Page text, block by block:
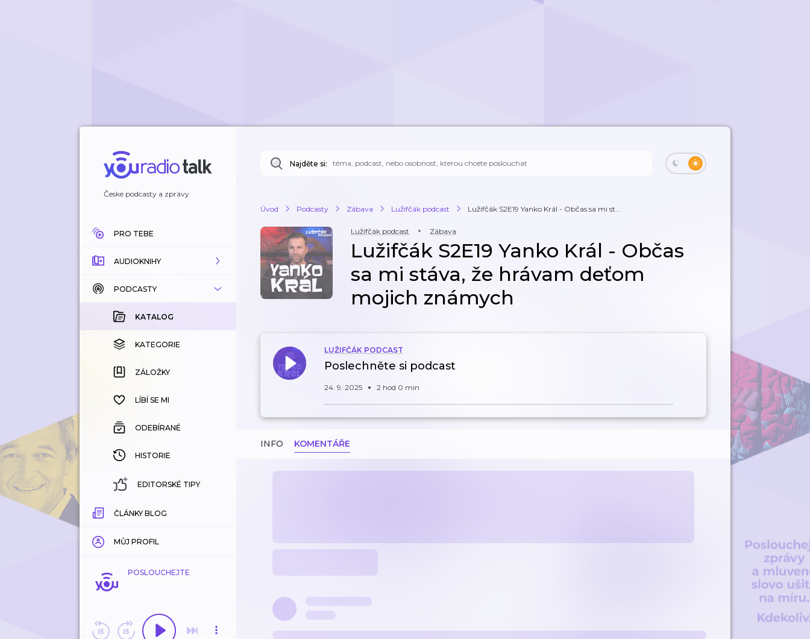
České podcasty a zprávy
PRO TEBE
AUDIOKNIHY
KATALOG
KOUPENÉ
KATEGORIE
ZÁLOŽKY
HISTORIE
PODCASTY
KATALOG
KATEGORIE
ZÁLOŽKY
LÍBÍ SE MI
ODEBÍRANÉ
HISTORIE
EDITORSKÉ TIPY
ČLÁNKY BLOG
MŮJ PROFIL
POSLOUCHEJTE
Najděte si:
Úvod Podcasty Zábava Lužifčák podcast Lužifčák S2E19 Yanko Král - Občas sa mi st...
Lužifčák podcast Zábava
Lužifčák S2E19 Yanko Král - Občas
sa mi stáva, že hrávam deťom
mojich známych
LUŽIFČÁK PODCAST
Poslechněte si podcast
24. 9. 2025 2 hod 0 min
INFO KOMENTÁŘE